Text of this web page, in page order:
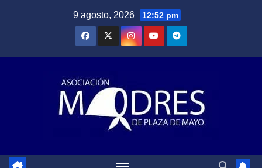
9 agosto, 2026 12:52 pm